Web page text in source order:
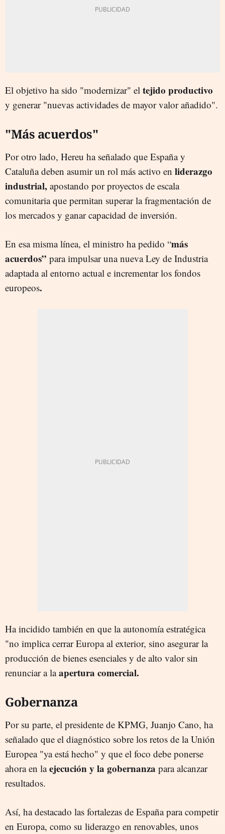
El objetivo ha sido "modernizar" el tejido productivo
y generar "nuevas actividades de mayor valor añadido".
"Más acuerdos"
Por otro lado, Hereu ha señalado que España y
Cataluña deben asumir un rol más activo en liderazgo
industrial, apostando por proyectos de escala
comunitaria que permitan superar la fragmentación de
los mercados y ganar capacidad de inversión.
En esa misma línea, el ministro ha pedido “más
acuerdos” para impulsar una nueva Ley de Industria
adaptada al entorno actual e incrementar los fondos
europeos.
Ha incidido también en que la autonomía estratégica
"no implica cerrar Europa al exterior, sino asegurar la
producción de bienes esenciales y de alto valor sin
renunciar a laapertura comercial.
Gobernanza
Por su parte, el presidente de KPMG, Juanjo Cano, ha
señalado que el diagnóstico sobre los retos de la Unión
Europea "ya está hecho" y que el foco debe ponerse
ahora en laejecución y la gobernanza para alcanzar
resultados.
Así, ha destacado las fortalezas de España para competir
en Europa, como su liderazgo en renovables, unos